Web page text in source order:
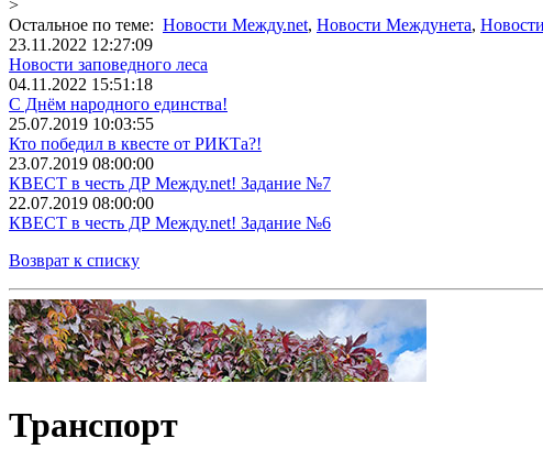
>
Остальное по теме: Новости Между.net, Новости Междунета,
23.11.2022 12:27:09
Новости заповедного леса
04.11.2022 15:51:18
С Днём народного единства!
25.07.2019 10:03:55
Кто победил в квесте от РИКТа?!
23.07.2019 08:00:00
КВЕСТ в честь ДР Между.net! Задание №7
22.07.2019 08:00:00
КВЕСТ в честь ДР Между.net! Задание №6
Возврат к списку
Транспорт